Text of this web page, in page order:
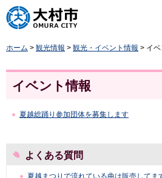
大村市
ホーム > 観光情報 > 観光・イベント情報 > イ
イベント情報
夏越総踊り参加団体を募集します
よくある質問
夏越まつりで流れている曲は販売してま